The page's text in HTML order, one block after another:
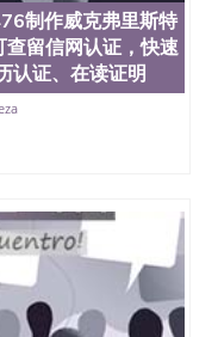
学院排名在全美
继续攀升中。纽
士学位。学校的
务、教育、建筑工
、生物学、统计
、环境污染控
筑设计、工商管
、人工智能、商
，确定客户办理
证成绩单等相关
金； 4、预约递
去留服递交材
制作威克弗里斯特
留信网认证，快速
认证、在读证明